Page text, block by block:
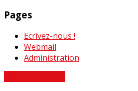
Pages
Ecrivez-nous !
Webmail
Administration